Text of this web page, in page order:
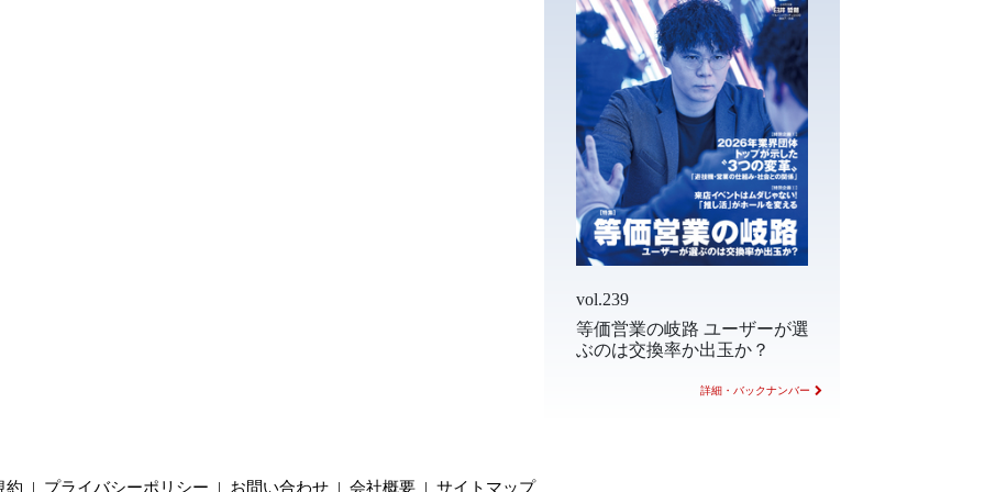
vol.239
等価営業の岐路 ユーザーが選
ぶのは交換率か出玉か？
詳細・バックナンバー
約 | プライバシーポリシー | お問い合わせ | 会社概要 | サイトマップ